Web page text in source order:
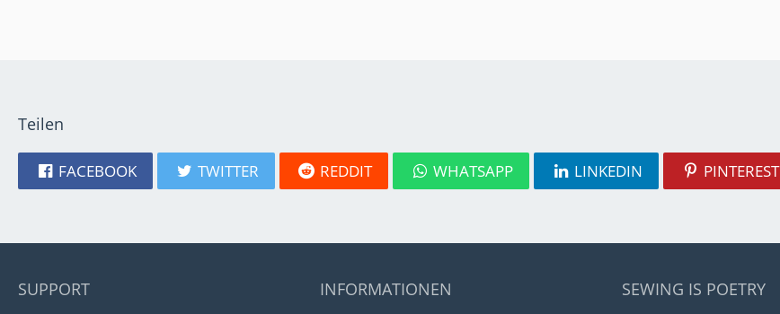
Teilen
FACEBOOK TWITTER REDDIT WHATSAPP LINKEDIN PINTEREST
SUPPORT INFORMATIONEN SEWING IS POETRY